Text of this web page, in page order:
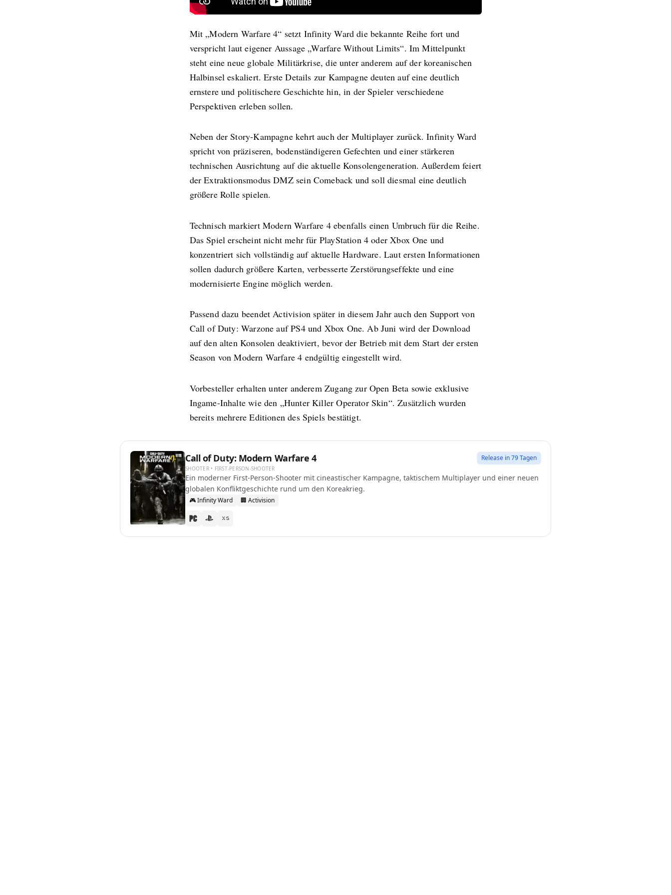
Mit „Modern Warfare 4“ setzt Infinity Ward die bekannte Reihe fort und
verspricht laut eigener Aussage „Warfare Without Limits“. Im Mittelpunkt
steht eine neue globale Militärkrise, die unter anderem auf der koreanischen
Halbinsel eskaliert. Erste Details zur Kampagne deuten auf eine deutlich
ernstere und politischere Geschichte hin, in der Spieler verschiedene
Perspektiven erleben sollen.
Neben der Story-Kampagne kehrt auch der Multiplayer zurück. Infinity Ward
spricht von präziseren, bodenständigeren Gefechten und einer stärkeren
technischen Ausrichtung auf die aktuelle Konsolengeneration. Außerdem feiert
der Extraktionsmodus DMZ sein Comeback und soll diesmal eine deutlich
größere Rolle spielen.
Technisch markiert Modern Warfare 4 ebenfalls einen Umbruch für die Reihe.
Das Spiel erscheint nicht mehr für PlayStation 4 oder Xbox One und
konzentriert sich vollständig auf aktuelle Hardware. Laut ersten Informationen
sollen dadurch größere Karten, verbesserte Zerstörungseffekte und eine
modernisierte Engine möglich werden.
Passend dazu beendet Activision später in diesem Jahr auch den Support von
Call of Duty: Warzone auf PS4 und Xbox One. Ab Juni wird der Download
auf den alten Konsolen deaktiviert, bevor der Betrieb mit dem Start der ersten
Season von Modern Warfare 4 endgültig eingestellt wird.
Vorbesteller erhalten unter anderem Zugang zur Open Beta sowie exklusive
Ingame-Inhalte wie den „Hunter Killer Operator Skin“. Zusätzlich wurden
bereits mehrere Editionen des Spiels bestätigt.
Call of Duty: Modern Warfare 4 Release in 79 Tagen
SHOOTER • FIRST-PERSON-SHOOTER
Ein moderner First-Person-Shooter mit cineastischer Kampagne, taktischem Multiplayer und einer neuen
globalen Konfliktgeschichte rund um den Koreakrieg.
🎮Infinity Ward 🏢 Activision